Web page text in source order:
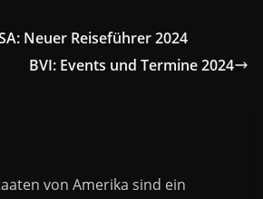
Neuer Reiseführer 2024
BVI: Events und Termine 2024
von Amerika sind ein